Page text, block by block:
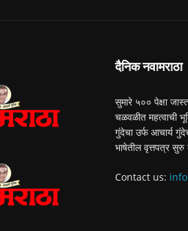
दैनिक नवामराठा
सुमारे ५०० पेक्षा
चळवळीत महत्वाची
गुंदेचा उर्फ आचार्य
भाषेतील वृत्तपत्र सुरु
Contact us: